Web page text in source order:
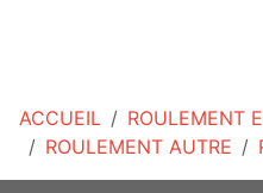
ACCUEIL
ROULEMENT
ROULEMENT AUTRE